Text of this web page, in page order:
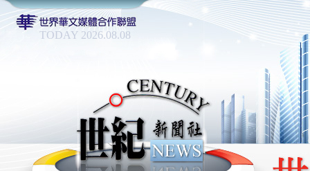
TODAY 2026.08.08